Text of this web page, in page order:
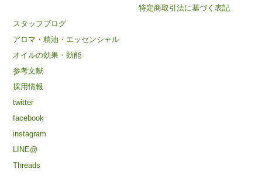
特定商取引法に基づく表記
スタッフブログ
アロマ・精油・エッセンシャル
オイルの効果・効能
参考文献
採用情報
twitter
facebook
instagram
LINE@
Threads